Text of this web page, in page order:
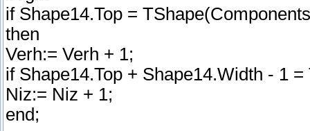
if Shape14.Top =
then
Verh:= Verh + 1;
if Shape14.Top + Shape14.Width - 1
Niz:= Niz + 1;
end;